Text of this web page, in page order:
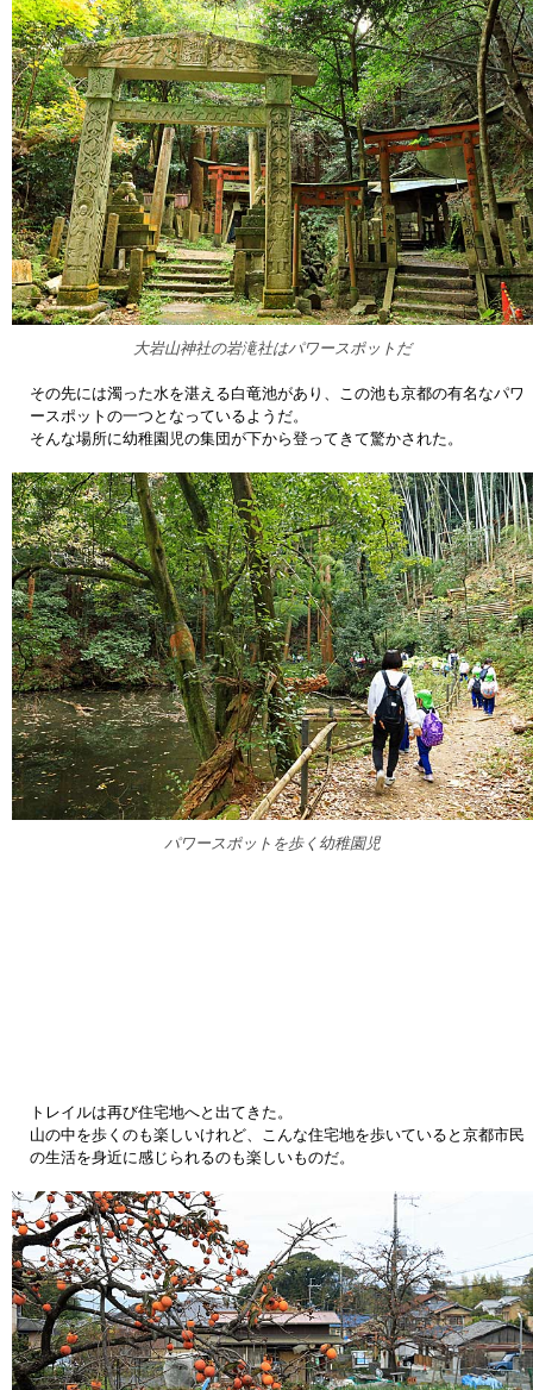
大岩山神社の岩滝社はパワースポットだ
その先には濁った水を湛える白竜池があり、この池も京都の有名なパワ
ースポットの一つとなっているようだ。
そんな場所に幼稚園児の集団が下から登ってきて驚かされた。
パワースポットを歩く幼稚園児
トレイルは再び住宅地へと出てきた。
山の中を歩くのも楽しいけれど、こんな住宅地を歩いていると京都市民
の生活を身近に感じられるのも楽しいものだ。